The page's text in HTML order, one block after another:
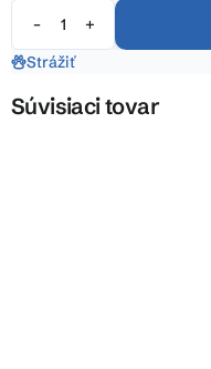
Strážiť
Súvisiaci tovar